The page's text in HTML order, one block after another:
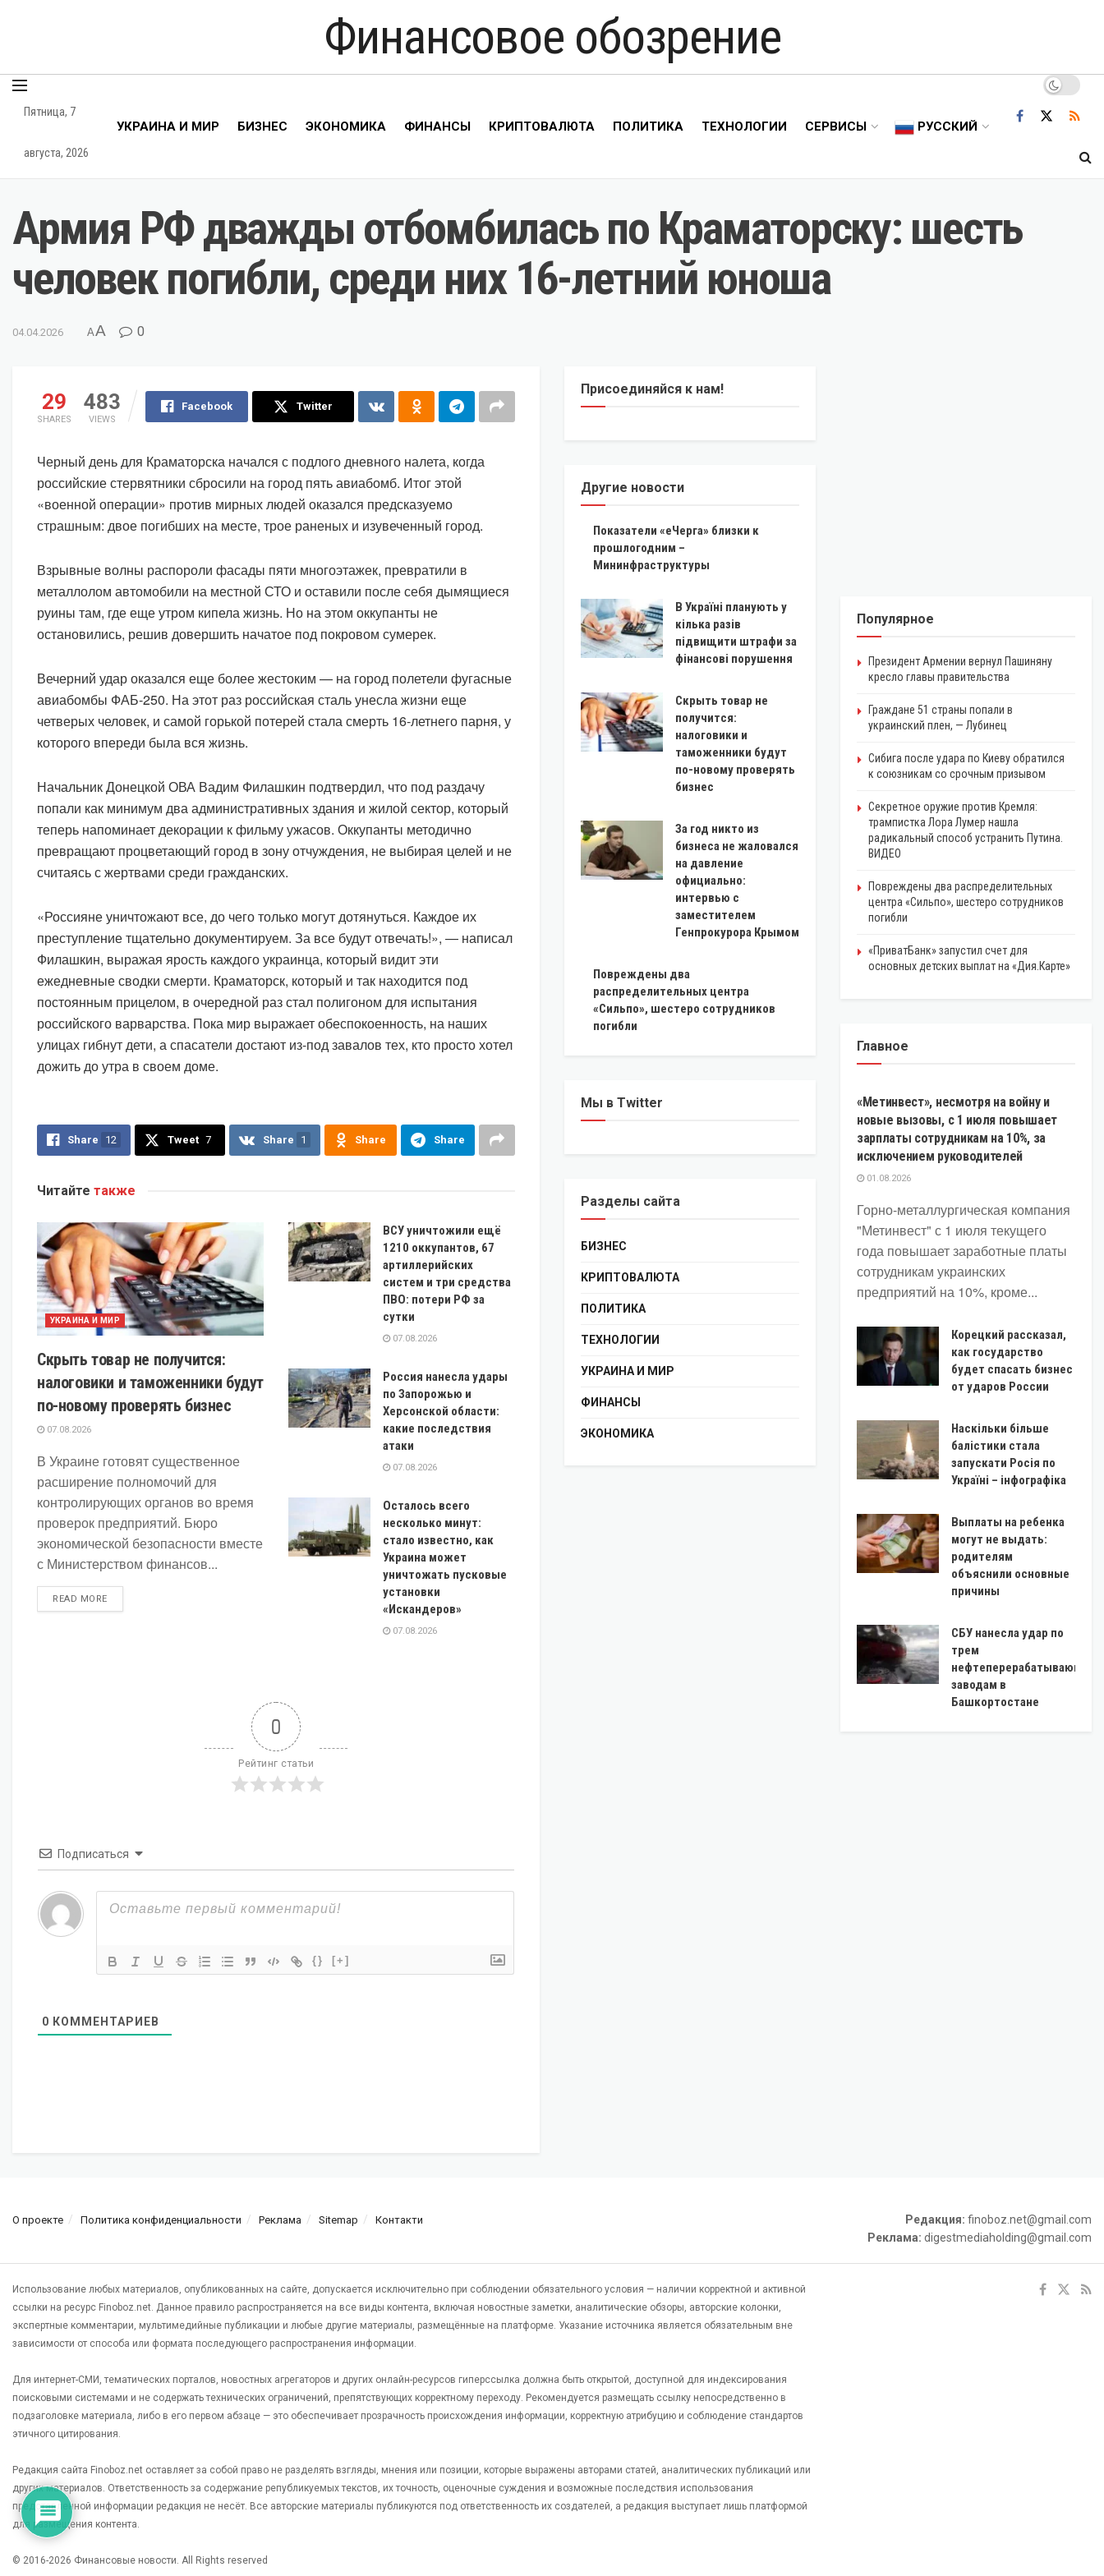
Финансовое обозрение
Пятница, 7
августа, 2026
УКРАИНА И МИР БИЗНЕС ЭКОНОМИКА ФИНАНСЫ КРИПТОВАЛЮТА ПОЛИТИКА ТЕХНОЛОГИИ СЕРВИСЫ РУССКИЙ
Армия РФ дважды отбомбилась по Краматорску: шесть
человек погибли, среди них 16-летний юноша
04.04.2026 AA 0
29
SHARES
483
VIEWS
Facebook Twitter
Черный день для Краматорска начался с подлого дневного налета, когда
российские стервятники сбросили на город пять авиабомб. Итог этой
«военной операции» против мирных людей оказался предсказуемо
страшным: двое погибших на месте, трое раненых и изувеченный город.
Взрывные волны распороли фасады пяти многоэтажек, превратили в
металлолом автомобили на местной СТО и оставили после себя дымящиеся
руины там, где еще утром кипела жизнь. Но на этом оккупанты не
остановились, решив довершить начатое под покровом сумерек.
Вечерний удар оказался еще более жестоким — на город полетели фугасные
авиабомбы ФАБ-250. На этот раз российская сталь унесла жизни еще
четверых человек, и самой горькой потерей стала смерть 16-летнего парня, у
которого впереди была вся жизнь.
Начальник Донецкой ОВА Вадим Филашкин подтвердил, что под раздачу
попали как минимум два административных здания и жилой сектор, который
теперь напоминает декорации к фильму ужасов. Оккупанты методично
превращают процветающий город в зону отчуждения, не выбирая целей и не
считаясь с жертвами среди гражданских.
«Россияне уничтожают все, до чего только могут дотянуться. Каждое их
преступление тщательно документируем. За все будут отвечать!», — написал
Филашкин, выражая ярость каждого украинца, который видит эти
ежедневные сводки смерти. Краматорск, который и так находится под
постоянным прицелом, в очередной раз стал полигоном для испытания
российского варварства. Пока мир выражает обеспокоенность, на наших
улицах гибнут дети, а спасатели достают из-под завалов тех, кто просто хотел
дожить до утра в своем доме.
Share 12 Tweet 7 Share 1 Share Share
Читайте также
УКРАИНА И МИР
Скрыть товар не получится:
налоговики и таможенники будут
по-новому проверять бизнес
07.08.2026
В Украине готовят существенное
расширение полномочий для
контролирующих органов во время
проверок предприятий. Бюро
экономической безопасности вместе
с Министерством финансов...
READ MOREDETAILS
ВСУ уничтожили ещё
1210 оккупантов, 67
артиллерийских
систем и три средства
ПВО: потери РФ за
сутки
07.08.2026
Россия нанесла удары
по Запорожью и
Херсонской области:
какие последствия
атаки
07.08.2026
Осталось всего
несколько минут:
стало известно, как
Украина может
уничтожать пусковые
установки
«Искандеров»
07.08.2026
0
Рейтинг статьи
Подписаться
{} [+]
0 КОММЕНТАРИЕВ
Присоединяйся к нам!
Другие новости
Показатели «еЧерга» близки к
прошлогодним –
Мининфраструктуры
В Україні планують у
кілька разів
підвищити штрафи за
фінансові порушення
Скрыть товар не
получится:
налоговики и
таможенники будут
по-новому проверять
бизнес
За год никто из
бизнеса не жаловался
на давление
официально:
интервью с
заместителем
Генпрокурора Крымом
Повреждены два
распределительных центра
«Сильпо», шестеро сотрудников
погибли
Мы в Twitter
Разделы сайта
БИЗНЕС
КРИПТОВАЛЮТА
ПОЛИТИКА
ТЕХНОЛОГИИ
УКРАИНА И МИР
ФИНАНСЫ
ЭКОНОМИКА
Популярное
Президент Армении вернул Пашиняну
кресло главы правительства
Граждане 51 страны попали в
украинский плен, — Лубинец
Сибига после удара по Киеву обратился
к союзникам со срочным призывом
Секретное оружие против Кремля:
трампистка Лора Лумер нашла
радикальный способ устранить Путина.
ВИДЕО
Повреждены два распределительных
центра «Сильпо», шестеро сотрудников
погибли
«ПриватБанк» запустил счет для
основных детских выплат на «Дия.Карте»
Главное
ЭКОНОМИКА
«Метинвест», несмотря на войну и
новые вызовы, с 1 июля повышает
зарплаты сотрудникам на 10%, за
исключением руководителей
01.08.2026
Горно-металлургическая компания
"Метинвест" с 1 июля текущего
года повышает заработные платы
сотрудникам украинских
предприятий на 10%, кроме...
Корецкий рассказал,
как государство
будет спасать бизнес
от ударов России
Наскільки більше
балістики стала
запускати Росія по
Україні – інфографіка
Выплаты на ребенка
могут не выдать:
родителям
объяснили основные
причины
СБУ нанесла удар по
трем
нефтеперерабатывающим
заводам в
Башкортостане
О проекте Политика конфиденциальности Реклама Sitemap Контакти Редакция: finoboz.net@gmail.com
Реклама: digestmediaholding@gmail.com
Использование любых материалов, опубликованных на сайте, допускается исключительно при соблюдении обязательного условия — наличии корректной и активной
ссылки на ресурс Finoboz.net. Данное правило распространяется на все виды контента, включая новостные заметки, аналитические обзоры, авторские колонки,
экспертные комментарии, мультимедийные публикации и любые другие материалы, размещённые на платформе. Указание источника является обязательным вне
зависимости от способа или формата последующего распространения информации.
Для интернет-СМИ, тематических порталов, новостных агрегаторов и других онлайн-ресурсов гиперссылка должна быть открытой, доступной для индексирования
поисковыми системами и не содержать технических ограничений, препятствующих корректному переходу. Рекомендуется размещать ссылку непосредственно в
подзаголовке материала, либо в его первом абзаце — это обеспечивает прозрачность происхождения информации, корректную атрибуцию и соблюдение стандартов
этичного цитирования.
Редакция сайта Finoboz.net оставляет за собой право не разделять взгляды, мнения или позиции, которые выражены авторами статей, аналитических публикаций или
других материалов. Ответственность за содержание републикуемых текстов, их точность, оценочные суждения и возможные последствия использования
представленной информации редакция не несёт. Все авторские материалы публикуются под ответственность их создателей, а редакция выступает лишь платформой
для размещения контента.
© 2016-2026 Финансовые новости. All Rights reserved